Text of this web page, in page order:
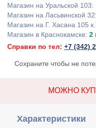
Магазин на Уральской 103:
Магазин на Ласьвинской 32:
Магазин на Г. Хасана 105
Магазин в Краснокамске: 2
Справки по тел: +7 (342)
Сохраните чтобы не
МОЖНО
Характеристики